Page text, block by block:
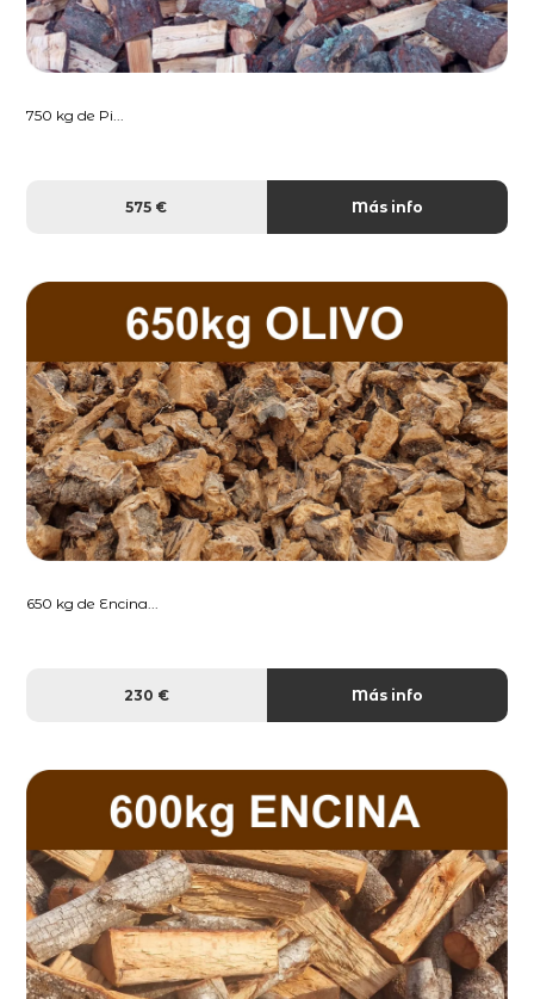
750 kg de Pi...
575 € Más info
650 kg de Encina...
230 € Más info